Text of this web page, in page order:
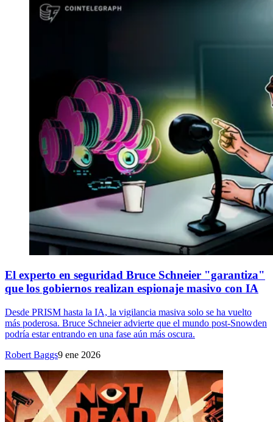
El experto en seguridad Bruce Schneier "garantiza"
que los gobiernos realizan espionaje masivo con IA
Desde PRISM hasta la IA, la vigilancia masiva solo se ha vuelto
más poderosa. Bruce Schneier advierte que el mundo post-Snowden
podría estar entrando en una fase aún más oscura.
Robert Baggs9 ene 2026